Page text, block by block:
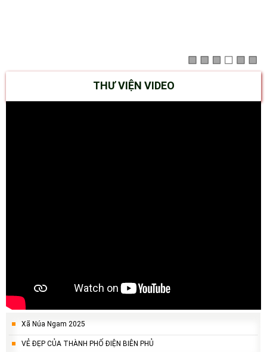
THƯ VIỆN VIDEO
Xã Núa Ngam 2025
VẺ ĐẸP CỦA THÀNH PHỐ ĐIỆN BIÊN PHỦ